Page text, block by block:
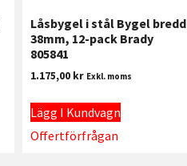
Låsbygel i stål Bygel bredd
38mm, 12-pack Brady
805841
1.175,00 kr Exkl. moms
Lägg I Kundvagn
Offertförfrågan